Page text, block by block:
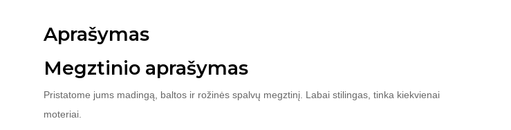
Aprašymas
Megztinio aprašymas
Pristatome jums madingą, baltos ir rožinės spalvų megztinį. Labai stilingas, tinka kiekvienai
moteriai.